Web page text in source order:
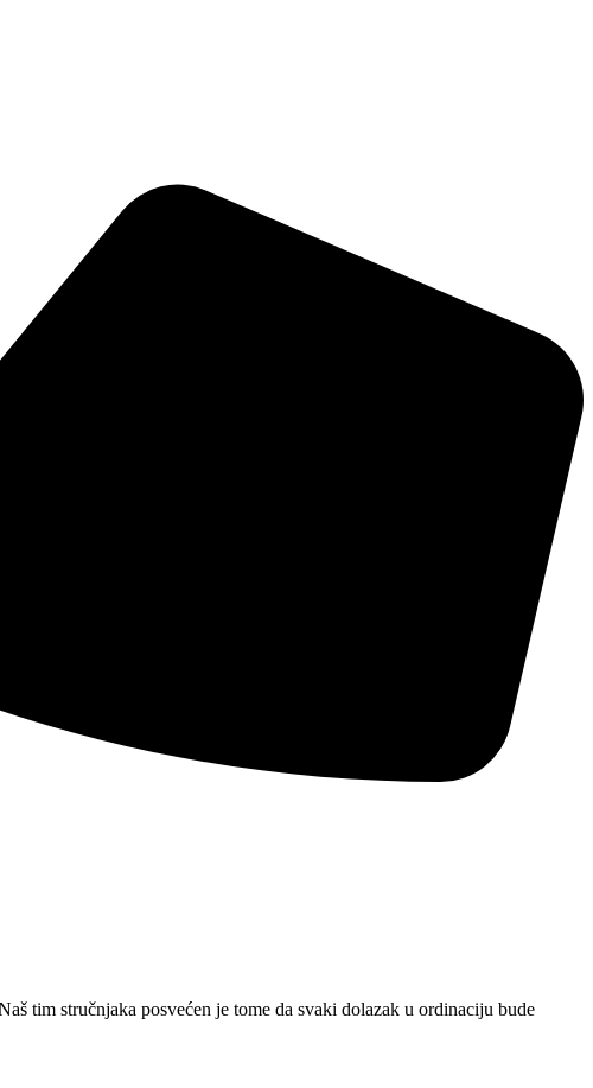
tim stručnjaka posvećen je tome da svaki dolazak u ordinaciju bude